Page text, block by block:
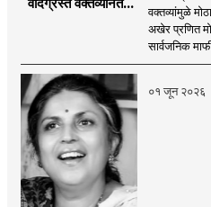
म्हणाला?
वक्तव्यांमुळे
अखेर प्रणित
सार्वजनिक
०१ जून २०२६